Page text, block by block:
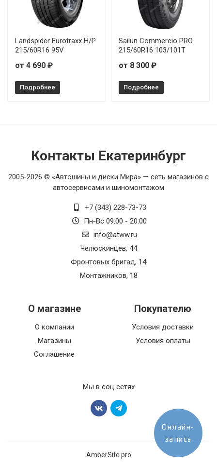
Landspider Eurotraxx H/P
215/60R16 95V
от 4 690 ₽
Подробнее
Sailun Commercio PRO
215/60R16 103/101T
от 8 300 ₽
Подробнее
Контакты Екатеринбург
2005-2026 © «Автошины и диски Мира» — сеть магазинов с
автосервисами и шиномонтажом
+7 (343) 228-73-73
Пн-Вс 09:00 - 20:00
info@atww.ru
Челюскинцев, 44
Фронтовых бригад, 14
Монтажников, 18
О магазине
О компании
Магазины
Соглашение
Покупателю
Условия доставки
Условия оплаты
Мы в соц сетях
AmberSite.pro
Онлайн-
запись